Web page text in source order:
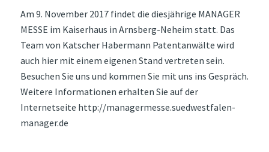
Am 9. November 2017 findet die diesjährige MANAGER
MESSE im Kaiserhaus in Arnsberg-Neheim statt. Das
Team von Katscher Habermann Patentanwälte wird
auch hier mit einem eigenen Stand vertreten sein.
Besuchen Sie uns und kommen Sie mit uns ins Gespräch.
Weitere Informationen erhalten Sie auf der
Internetseite http://managermesse.suedwestfalen-
manager.de